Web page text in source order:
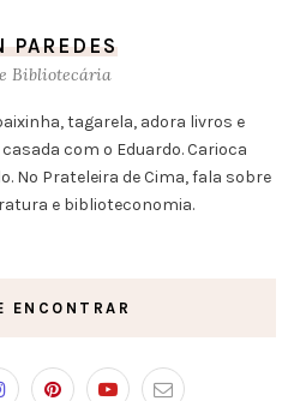
PAREDES
Bibliotecária
tagarela, adora livros e
com o Eduardo. Carioca
No Prateleira de Cima, fala sobre
e biblioteconomia.
ENCONTRAR